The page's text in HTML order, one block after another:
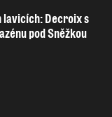
lavicích: Decroix s
pod Sněžkou